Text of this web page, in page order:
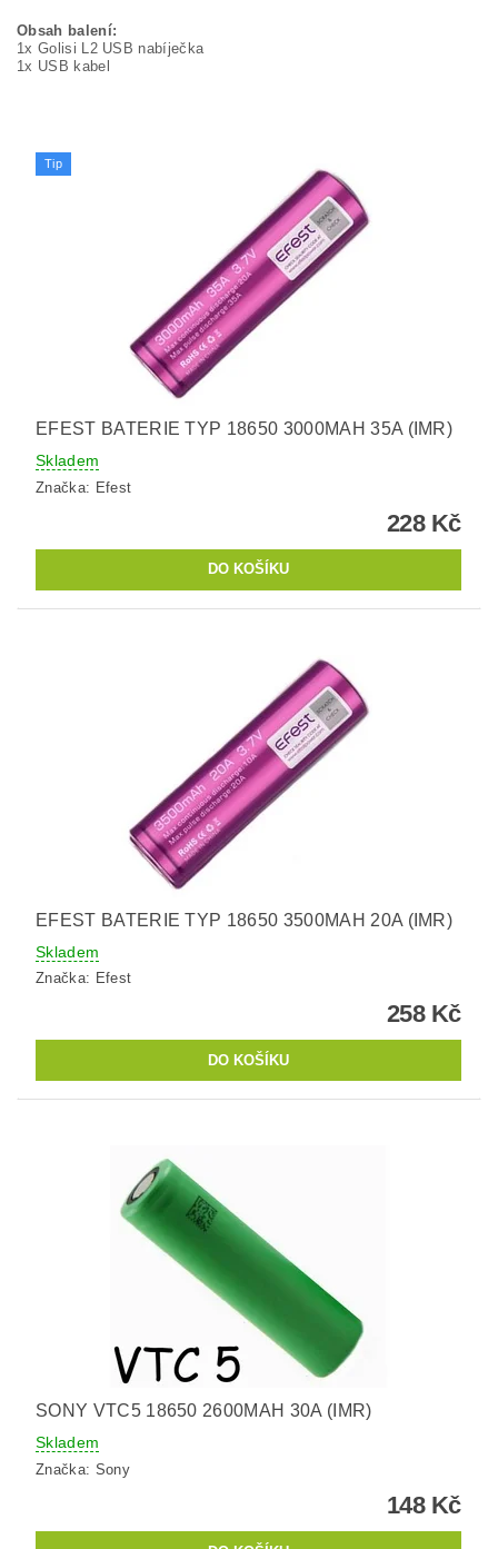
Obsah balení:
1x Golisi L2 USB nabíječka
1x USB kabel
Tip
EFEST BATERIE TYP 18650 3000MAH 35A (IMR)
Skladem
Značka: Efest
228 Kč
EFEST BATERIE TYP 18650 3500MAH 20A (IMR)
Skladem
Značka: Efest
258 Kč
SONY VTC5 18650 2600MAH 30A (IMR)
Skladem
Značka: Sony
148 Kč